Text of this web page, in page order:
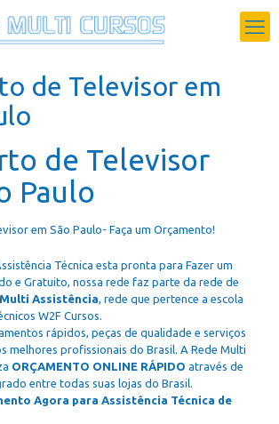
de Televisor em
de Televisor
Paulo
em São Paulo- Faça um Orçamento!
Técnica esta pronta para Fazer um
e Gratuito, nossa rede faz parte da rede de
Assistência, rede que pertence a escola
W2F Cursos.
rápidos, peças de qualidade e serviços
melhores profissionais do Brasil. A Rede Multi
ORÇAMENTO ONLINE RÁPIDO através de
entre todas suas lojas do Brasil.
Agora para Assistência Técnica de